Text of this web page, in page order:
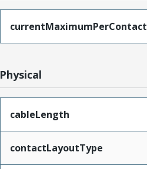
currentMaximumPerContact
Physical
cableLength
contactLayoutType